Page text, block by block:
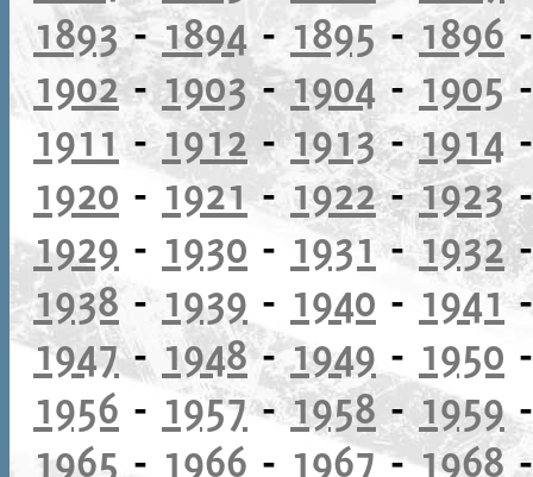
1893-1894- 1895- 1896
1902-1903-1904-1905
1911 -1912 -1913-1914
1920 - 1921-1922-1923
1929 - 1930 - 1931-1932
1938- 1939 - 1940 - 1941
1947- 1948-1949 - 1950
1956 - 1957-1958- 1959
1965 - 1966 - 1967-1968